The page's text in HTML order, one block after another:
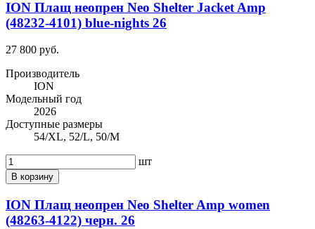
ION Плащ неопрен Neo Shelter Jacket Amp
(48232-4101) blue-nights 26
27 800 руб.
Производитель
ION
Модельный год
2026
Доступные размеры
54/XL, 52/L, 50/M
шт
В корзину
ION Плащ неопрен Neo Shelter Amp women
(48263-4122) черн. 26